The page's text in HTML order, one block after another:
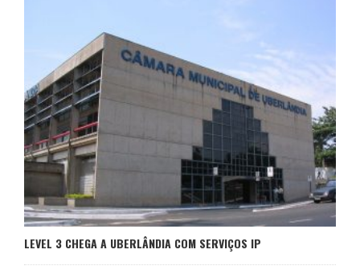
LEVEL 3 CHEGA A UBERLÂNDIA COM SERVIÇOS IP